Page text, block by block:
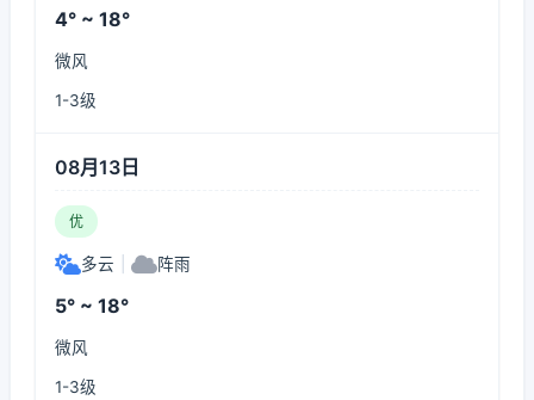
4° ~ 18°
微风
1-3级
08月13日
优
多云 阵雨
5° ~ 18°
微风
1-3级